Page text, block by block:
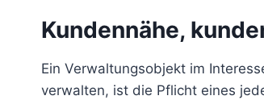
Kundennähe,
Ein Verwaltungsobjekt im
verwalten, ist die Pflicht eines